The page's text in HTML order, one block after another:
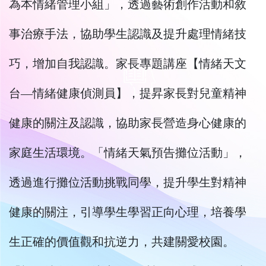
為本情緒管理小組」，透過藝術創作活動和敘
事治療手法，協助學生認識及提升處理情緒技
巧，增加自我認識。家長專題講座【情緒天文
台―情緒健康偵測員】，提昇家長對兒童精神
健康的關注及認識，協助家長營造身心健康的
家庭生活環境。「情緒天氣預告攤位活動」，
透過進行攤位活動挑戰同學，提升學生對精神
健康的關注，引導學生學習正向心理，培養學
生正確的價值觀和抗逆力，共建關愛校園。